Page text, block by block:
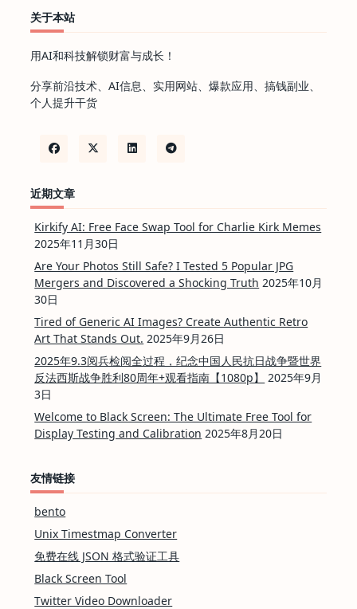
关于本站
用AI和科技解锁财富与成长！
分享前沿技术、AI信息、实用网站、爆款应用、搞钱副业、
个人提升干货
近期文章
Kirkify AI: Free Face Swap Tool for Charlie Kirk Memes
2025年11月30日
Are Your Photos Still Safe? I Tested 5 Popular JPG
Mergers and Discovered a Shocking Truth 2025年10月
30日
Tired of Generic AI Images? Create Authentic Retro
Art That Stands Out. 2025年9月26日
2025年9.3阅兵检阅全过程，纪念中国人民抗日战争暨世界
反法西斯战争胜利80周年+观看指南【1080p】
2025年9月
3日
Welcome to Black Screen: The Ultimate Free Tool for
Display Testing and Calibration 2025年8月20日
友情链接
bento
Unix Timestmap Converter
免费在线 JSON 格式验证工具
Black Screen Tool
Twitter Video Downloader